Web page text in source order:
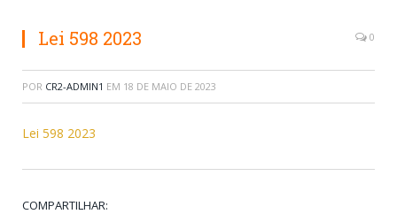
Lei 598 2023 0
POR CR2-ADMIN1 EM 18 DE MAIO DE 2023
Lei 598 2023
COMPARTILHAR: